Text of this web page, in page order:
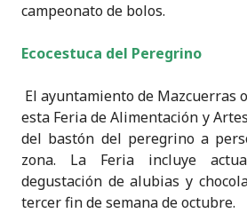
campeonato de bolos.
Ecocestuca del Peregrino
El ayuntamiento de Mazcuerras
esta Feria de Alimentación y
del bastón del peregrino a
zona. La Feria incluye
degustación de alubias y
tercer fin de semana de octubre.